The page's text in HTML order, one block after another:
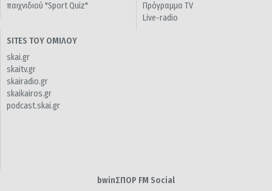
παιχνιδιού "Sport Quiz"
Πρόγραμμα TV
Live-radio
SITES ΤΟΥ ΟΜΙΛΟΥ
skai.gr
skaitv.gr
skairadio.gr
skaikairos.gr
podcast.skai.gr
bwinΣΠΟΡ FM Social